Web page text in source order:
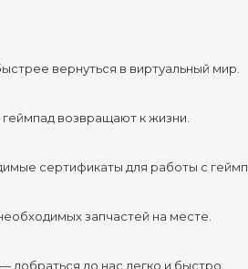
вернуться в виртуальный мир.
возвращают к жизни.
сертификаты для работы с
запчастей на месте.
до нас легко и быстро.